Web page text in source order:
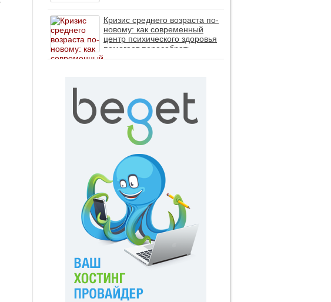
Кризис среднего возраста по-
новому: как современный
центр психического здоровья
помогает пересобрать
личность без таблеток (методы